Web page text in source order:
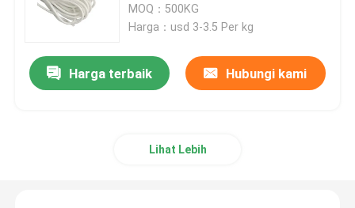
MOQ：500KG
Harga：usd 3-3.5 Per kg
Harga terbaik Hubungi kami
Lihat Lebih